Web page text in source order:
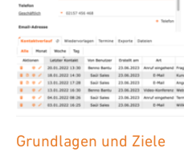
Grundlagen und Ziele